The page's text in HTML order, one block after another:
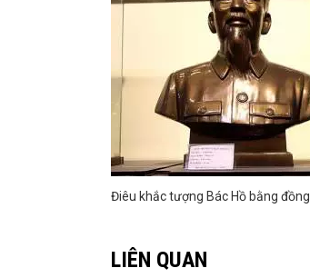
Điêu khắc tượng Bác Hồ bằng đồng
LIÊN QUAN